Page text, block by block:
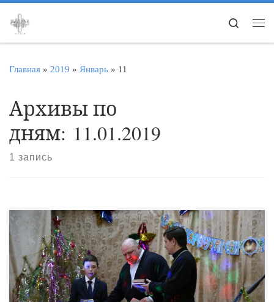
Перейти к содержимому
Search
Главная » 2019 » Январь » 11
Архивы по
дням: 11.01.2019
1 запись
10 января в Уваровском районе состоялся православный
молодежный фестиваль. Традиционно этот православный
форум собирает талантливых детей в культурно-досуговом
центре села Вольная Вершина. Своими выступлениями